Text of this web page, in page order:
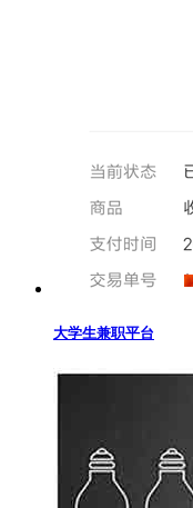
大学生兼职平台